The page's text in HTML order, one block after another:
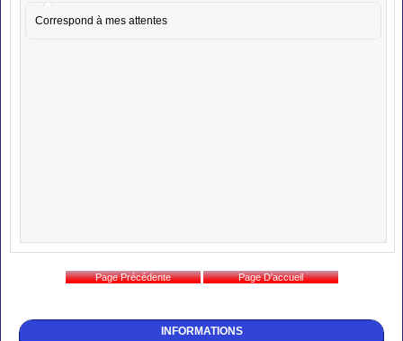
INFORMATIONS
Correspond à mes attentes